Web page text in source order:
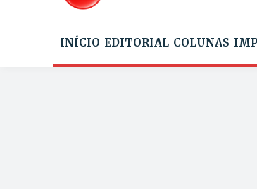
INÍCIO EDITORIAL COLUNAS